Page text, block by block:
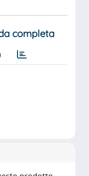
completa